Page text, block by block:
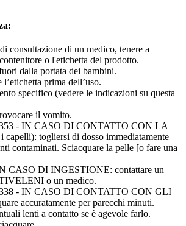
consultazione di un medico, tenere a
o l'etichetta del prodotto.
dalla portata dei bambini.
prima dell’uso.
specifico (vedere le indicazioni su questa
il vomito.
- IN CASO DI CONTATTO CON LA
capelli): togliersi di dosso immediatamente
contaminati. Sciacquare la pelle [o fare una
CASO DI INGESTIONE: contattare un
o un medico.
- IN CASO DI CONTATTO CON GLI
accuratamente per parecchi minuti.
lenti a contatto se è agevole farlo.